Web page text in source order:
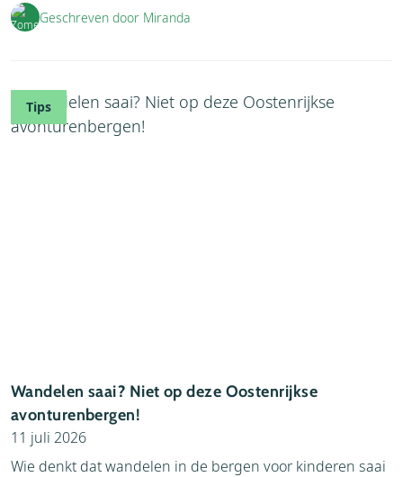
Geschreven door Miranda
Tips
Wandelen saai? Niet op deze Oostenrijkse
avonturenbergen!
11 juli 2026
Wie denkt dat wandelen in de bergen voor kinderen saai